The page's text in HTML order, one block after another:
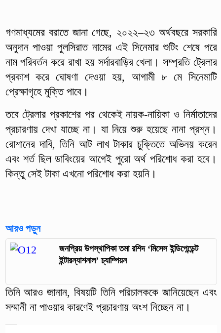
গণমাধ্যমের বরাতে জানা গেছে, ২০২২–২৩ অর্থবছরে সরকারি
অনুদান পাওয়া পুলসিরাত নামের এই সিনেমার শুটিং শেষে পরে
নাম পরিবর্তন করে রাখা হয় সর্দারবাড়ির খেলা। সম্প্রতি ট্রেলার
প্রকাশ করে ঘোষণা দেওয়া হয়, আগামী ৮ মে সিনেমাটি
প্রেক্ষাগৃহে মুক্তি পাবে।
তবে ট্রেলার প্রকাশের পর থেকেই নায়ক-নায়িকা ও নির্মাতাদের
প্রচারণায় দেখা যাচ্ছে না। যা নিয়ে শুরু হয়েছে নানা প্রশ্ন।
রোশানের দাবি, তিনি আট লাখ টাকার চুক্তিতে অভিনয় করেন
এবং শর্ত ছিল ডাবিংয়ের আগেই পুরো অর্থ পরিশোধ করা হবে।
কিন্তু সেই টাকা এখনো পরিশোধ করা হয়নি।
আরও পড়ুন
জনপ্রিয় উপস্থাপিকা তমা রশিদ ‘মিসেস ইন্ডিপেন্ডেন্ট
ইন্টারন্যাশনাল’ চ্যাম্পিয়ন
তিনি আরও জানান, বিষয়টি তিনি পরিচালককে জানিয়েছেন এবং
সম্মানী না পাওয়ার কারণেই প্রচারণায় অংশ নিচ্ছেন না।